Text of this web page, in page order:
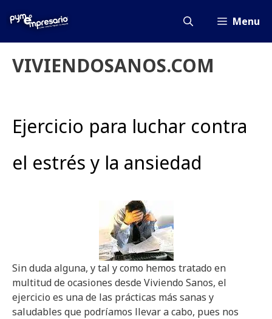
Menu
VIVIENDOSANOS.COM
Ejercicio para luchar contra
el estrés y la ansiedad
Sin duda alguna, y tal y como hemos tratado en
multitud de ocasiones desde Viviendo Sanos, el
ejercicio es una de las prácticas más sanas y
saludables que podríamos llevar a cabo, pues nos